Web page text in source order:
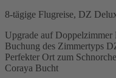
8-tägige Flugreise, DZ
Upgrade auf
Buchung des Zimmertyps
Perfekter Ort zum
Coraya Bucht